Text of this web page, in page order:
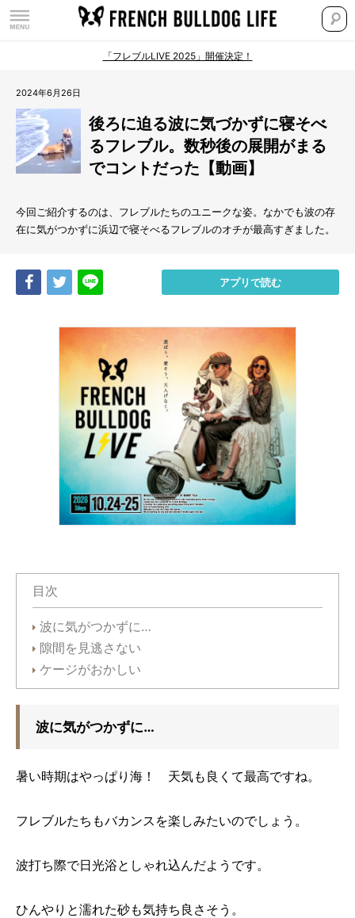
「フレブルLIVE 2025」開催決定！
2024年6月26日
後ろに迫る波に気づかずに寝そべ
るフレブル。数秒後の展開がまる
でコントだった【動画】
今回ご紹介するのは、フレブルたちのユニークな姿。なかでも波の存
在に気がつかずに浜辺で寝そべるフレブルのオチが最高すぎました。
Share Tweet アプリで読む
目次
波に気がつかずに…
隙間を見逃さない
ケージがおかしい
波に気がつかずに…
暑い時期はやっぱり海！ 天気も良くて最高ですね。
フレブルたちもバカンスを楽しみたいのでしょう。
波打ち際で日光浴としゃれ込んだようです。
ひんやりと濡れた砂も気持ち良さそう。